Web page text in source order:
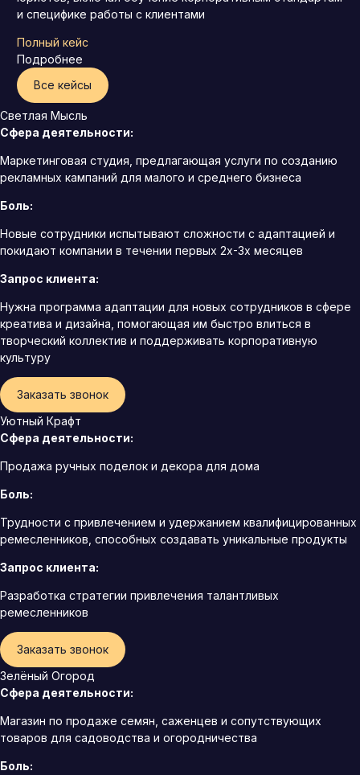
и специфике работы с клиентами
Полный кейс
Подробнее
Все кейсы
Светлая Мысль
Сфера деятельности:
Маркетинговая студия, предлагающая услуги по созданию
рекламных кампаний для малого и среднего бизнеса
Боль:
Новые сотрудники испытывают сложности с адаптацией и
покидают компании в течении первых 2х-3х месяцев
Запрос клиента:
Нужна программа адаптации для новых сотрудников в сфере
креатива и дизайна, помогающая им быстро влиться в
творческий коллектив и поддерживать корпоративную
культуру
Заказать звонок
Уютный Крафт
Сфера деятельности:
Продажа ручных поделок и декора для дома
Боль:
Трудности с привлечением и удержанием квалифицированных
ремесленников, способных создавать уникальные продукты
Запрос клиента:
Разработка стратегии привлечения талантливых
ремесленников
Заказать звонок
Зелёный Огород
Сфера деятельности:
Магазин по продаже семян, саженцев и сопутствующих
товаров для садоводства и огородничества
Боль: